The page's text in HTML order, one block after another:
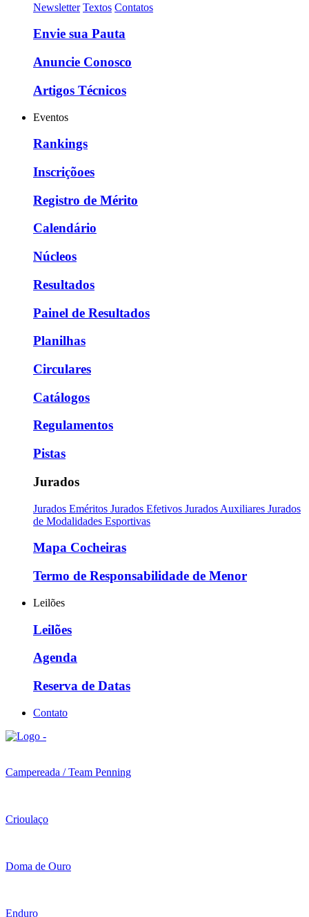
Newsletter Textos Contatos
Envie sua Pauta
Anuncie Conosco
Artigos Técnicos
Eventos
Rankings
Inscriçõoes
Registro de Mérito
Calendário
Núcleos
Resultados
Painel de Resultados
Planilhas
Circulares
Catálogos
Regulamentos
Pistas
Jurados
Jurados Eméritos Jurados Efetivos Jurados Auxiliares Jurados
de Modalidades Esportivas
Mapa Cocheiras
Termo de Responsabilidade de Menor
Leilões
Leilões
Agenda
Reserva de Datas
Contato
Campereada / Team Penning
Crioulaço
Doma de Ouro
Enduro